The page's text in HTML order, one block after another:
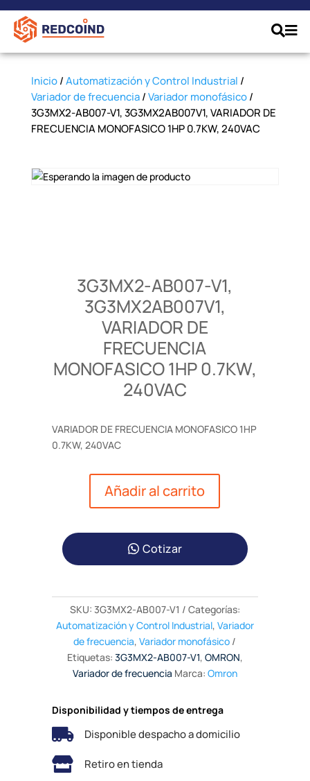
Inicio/Automatización y Control Industrial /
Variador de frecuencia/Variador monofásico/
3G3MX2-AB007-V1, 3G3MX2AB007V1, VARIADOR DE
FRECUENCIA MONOFASICO 1HP 0.7KW, 240VAC
3G3MX2-AB007-V1,
3G3MX2AB007V1,
VARIADOR DE
FRECUENCIA
MONOFASICO 1HP 0.7KW,
240VAC
VARIADOR DE FRECUENCIA MONOFASICO 1HP
0.7KW, 240VAC
Añadir al carrito
Cotizar
SKU: 3G3MX2-AB007-V1
Categorías:
Automatización y Control Industrial, Variador
de frecuencia,Variador monofásico
Etiquetas: 3G3MX2-AB007-V1, OMRON,
Variador de frecuencia Marca: Omron
Disponibilidad y tiempos de entrega
 Disponible despacho a domicilio
 Retiro en tienda